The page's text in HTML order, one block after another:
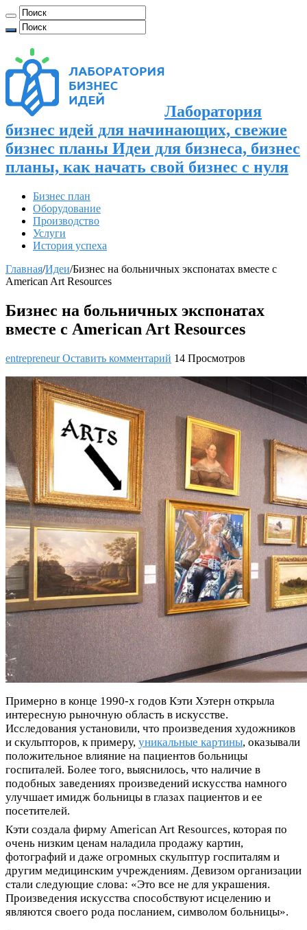
Лаборатория
бизнес идей для начинающих, свежие
бизнес планы Идеи для бизнеса, бизнес
планы, как начать свой бизнес с нуля
Бизнес план
Оборудование
Производство
Услуги
История успеха
Главная/Идеи/Бизнес на больничных экспонатах вместе с
American Art Resources
Бизнес на больничных экспонатах
вместе с American Art Resources
entrepreneurОставить комментарий 14 Просмотров
Примерно в конце 1990-х годов Кэти Хэтерн открыла
интересную рыночную область в искусстве.
Исследования установили, что произведения художников
и скульпторов, к примеру, уникальные картины, оказывали
положительное влияние на пациентов больницы
госпиталей. Более того, выяснилось, что наличие в
подобных заведениях произведений искусства намного
улучшает имидж больницы в глазах пациентов и ее
посетителей.
Кэти создала фирму American Art Resources, которая по
очень низким ценам наладила продажу картин,
фотографий и даже огромных скульптур госпиталям и
другим медицинским учреждениям. Деви­зом организации
стали следующие слова: «Это все не для украшения.
Произведения ис­кусства способствуют исцелению и
являются своего рода посланием, символом больницы».